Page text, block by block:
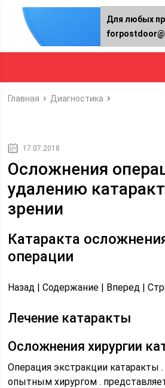
Главная Диагностика
17.07.2018
Осложнения
удалению
зрении
Катаракта
операции
Назад | Содержание | Вперед |
Лечение катаракты
Осложнения хирургии
Операция экстракции катаракты
опытным хирургом .
Для любых